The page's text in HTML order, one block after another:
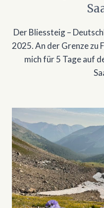
Der Bliessteig –
2025. An der Grenze zu
mich für 5 Tage auf